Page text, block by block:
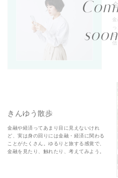
ね
信
きんゆう散歩
金融や経済ってあまり目に見えないけれ
ど、実は身の回りには金融・経済に関わる
ことがたくさん。ゆるりと旅する感覚で、
金融を見たり、触れたり、考えてみよう。